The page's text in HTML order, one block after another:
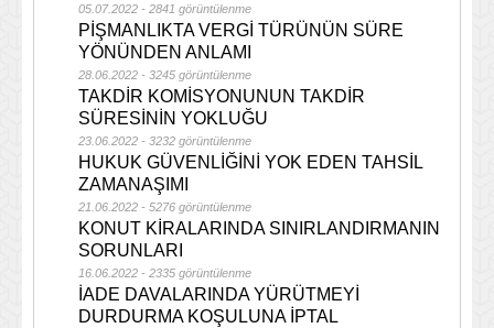
05.07.2022 - 2841 görüntülenme
PİŞMANLIKTA VERGİ TÜRÜNÜN SÜRE
YÖNÜNDEN ANLAMI
28.06.2022 - 3245 görüntülenme
TAKDİR KOMİSYONUNUN TAKDİR
SÜRESİNİN YOKLUĞU
23.06.2022 - 3232 görüntülenme
HUKUK GÜVENLİĞİNİ YOK EDEN TAHSİL
ZAMANAŞIMI
21.06.2022 - 5276 görüntülenme
KONUT KİRALARINDA SINIRLANDIRMANIN
SORUNLARI
16.06.2022 - 2335 görüntülenme
İADE DAVALARINDA YÜRÜTMEYİ
DURDURMA KOŞULUNA İPTAL